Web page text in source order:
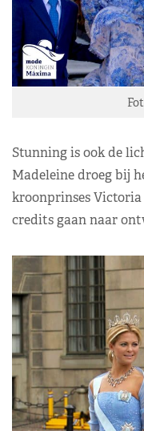
Stunning is ook de
Madeleine droeg bij
kroonprinses Victoria
credits gaan naar